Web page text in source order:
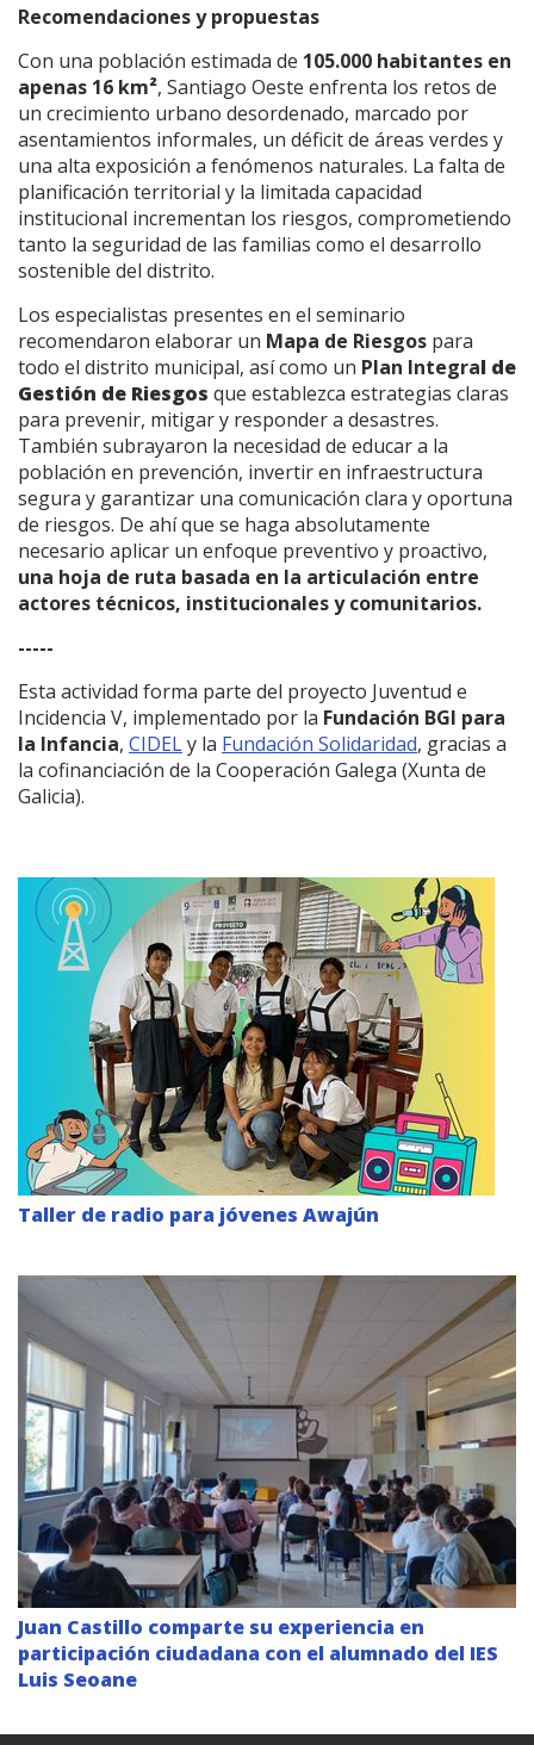
Recomendaciones ypropuestas
Con una población estimada de 105.000 habitantes en
apenas 16 km², Santiago Oeste enfrenta los retos de
un crecimiento urbano desordenado, marcado por
asentamientos informales, un déficit de áreas verdes y
una alta exposición a fenómenos naturales. La falta de
planificación territorial y la limitada capacidad
institucional incrementan los riesgos, comprometiendo
tanto la seguridad de las familias como el desarrollo
sostenible del distrito.
Los especialistas presentes en el seminario
recomendaron elaborar un Mapa de Riesgos para
todo el distrito municipal, así como un Plan Integral de
Gestión de Riesgos que establezca estrategias claras
para prevenir, mitigar y responder a desastres.
También subrayaron la necesidad de educar a la
población en prevención, invertir en infraestructura
segura y garantizar una comunicación clara y oportuna
de riesgos. De ahí que se haga absolutamente
necesario aplicar un enfoque preventivo y proactivo,
una hoja de ruta basada en la articulación entre
actores técnicos, institucionales y comunitarios.
-----
Esta actividad forma parte del proyecto Juventud e
Incidencia V, implementado por la Fundación BGI para
la Infancia, CIDELy la Fundación Solidaridad, gracias a
la cofinanciación de la Cooperación Galega (Xunta de
Galicia).
Taller de radio para jóvenes Awajún
Juan Castillo comparte su experiencia en
participación ciudadana con el alumnado del IES
Luis Seoane